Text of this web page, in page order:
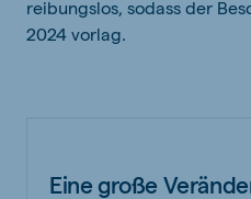
reibungslos, sodass der
2024 vorlag.
Eine große